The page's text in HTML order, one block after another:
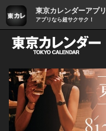
東京カレンダーアプリ
アプリなら超サクサク！